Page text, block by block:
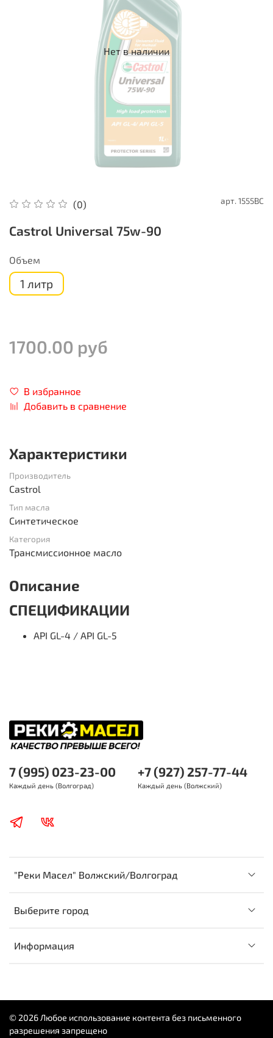
Нет в наличии
(0) арт. 1555BC
Castrol Universal 75w-90
Объем
1 литр
1700.00 руб
В избранное
Добавить в сравнение
Характеристики
Производитель
Castrol
Тип масла
Синтетическое
Категория
Трансмиссионное масло
Описание
СПЕЦИФИКАЦИИ
API GL-4 / API GL-5
"Реки Масел" Волжский/Волгоград
Выберите город
Информация
7 (995) 023-23-00
Каждый день (Волгоград)
+7 (927) 257-77-44
Каждый день (Волжский)
© 2026 Любое использование контента без письменного
разрешения запрещено